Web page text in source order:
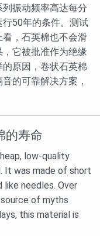
振动频率高达每分
50年的条件。测试
，石英棉也不会滑
它被批准作为绝缘
原因，卷状石英棉
的可靠解决方案，
的寿命
low-quality
It was made of short
like needles. Over
of myths
this material is